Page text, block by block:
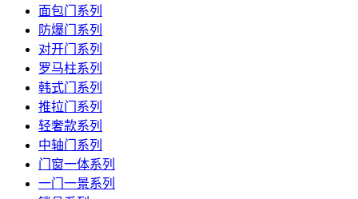
面包门系列
防爆门系列
对开门系列
罗马柱系列
韩式门系列
推拉门系列
轻奢款系列
中轴门系列
门窗一体系列
一门一景系列